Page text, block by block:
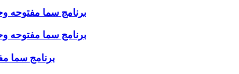
برنامج سما مفتوحه
برنامج سما مفتوحه
برنامج سما